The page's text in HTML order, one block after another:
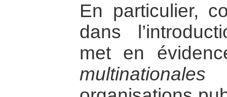
En particulier,
dans
met en